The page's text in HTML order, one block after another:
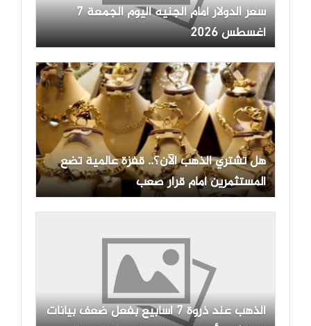
سعر الدولار أمام الجنيه اليوم الجمعة 7
أغسطس 2026
هل تشتري الذهب الآن؟.. قفزة عالمية تضع
المستثمرين أمام قرار صعب
الذهب عند ذروة 7 أسابيع بفعل ضعف بيانات